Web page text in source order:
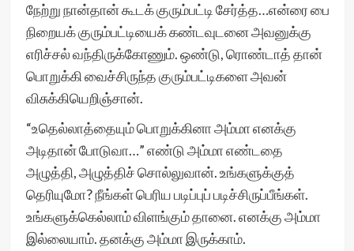
நேற்று நான்தான் கூடக் குரும்பட்டி சேர்த்த…என்ரை பை
நிறையக் குரும்பட்டியைக் கண்டவுடனை அவனுக்கு
எரிச்சல் வந்திருக்கோணும். ஒண்டு, ரொண்டாத் தான்
பொறுக்கி வைச்சிருந்த குரும்பட்டிகளை அவன்
விசுக்கியெறிஞ்சான்.
“உதெல்லாத்தையும் பொறுக்கினா அம்மா எனக்கு
அடிதான் போடுவா…” எண்டு அம்மா எண்டதை
அழுத்தி, அழுத்திச் சொல்லுவான். உங்களுக்குத்
தெரியுமோ? நீங்கள் பெரிய படிப்புப் படிச்சிருப்பீங்கள்.
உங்களுக்கெல்லாம் விளங்கும் தானை. எனக்கு அம்மா
இல்லையாம். தனக்கு அம்மா இருக்காம்.